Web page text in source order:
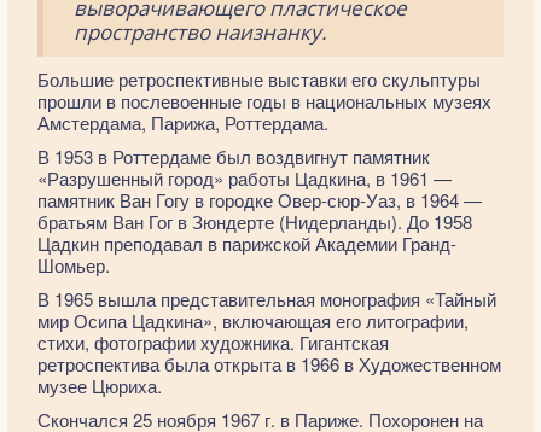
выворачивающего пластическое
пространство наизнанку.
Большие ретроспективные выставки его скульптуры
прошли в послевоенные годы в национальных музеях
Амстердама, Парижа, Роттердама.
В 1953 в Роттердаме был воздвигнут памятник
«Разрушенный город» работы Цадкина, в 1961 —
памятник Ван Гогу в городке Овер-сюр-Уаз, в 1964 —
братьям Ван Гог в Зюндерте (Нидерланды). До 1958
Цадкин преподавал в парижской Академии Гранд-
Шомьер.
В 1965 вышла представительная монография «Тайный
мир Осипа Цадкина», включающая его литографии,
стихи, фотографии художника. Гигантская
ретроспектива была открыта в 1966 в Художественном
музее Цюриха.
Скончался 25 ноября 1967 г. в Париже. Похоронен на